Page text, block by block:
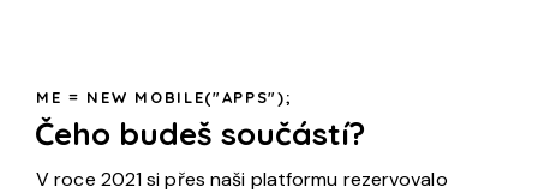
ME = NEW MOBILE("APPS");
Čeho budeš součástí?
V roce 2021 si přes naši platformu rezervovalo